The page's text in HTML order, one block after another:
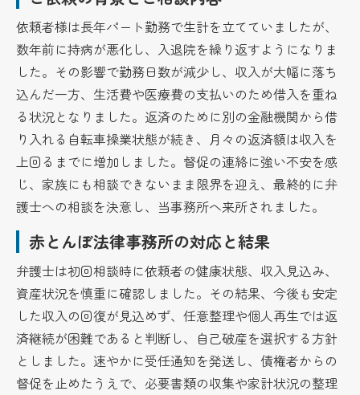
依頼者様は長年パート勤務で生計を立てていましたが、
数年前に持病が悪化し、入退院を繰り返すようになりま
した。その影響で勤務日数が減少し、収入が大幅に落ち
込んだ一方、生活費や医療費の支払いのため借入を重ね
る状況となりました。返済のために別の金融機関から借
り入れる自転車操業状態が続き、月々の返済額は収入を
上回るまでに増加しました。督促の連絡に強い不安を感
じ、家族にも相談できないまま限界を迎え、最終的に弁
護士への相談を決意し、当事務所へ来所されました。
赤とんぼ法律事務所の対応と結果
弁護士は初回相談時に依頼者の健康状態、収入見込み、
資産状況を慎重に確認しました。その結果、今後も安定
した収入の回復が見込めず、任意整理や個人再生では返
済継続が困難であると判断し、自己破産を選択する方針
としました。速やかに受任通知を発送し、債権者からの
督促を止めたうえで、必要書類の収集や家計状況の整理